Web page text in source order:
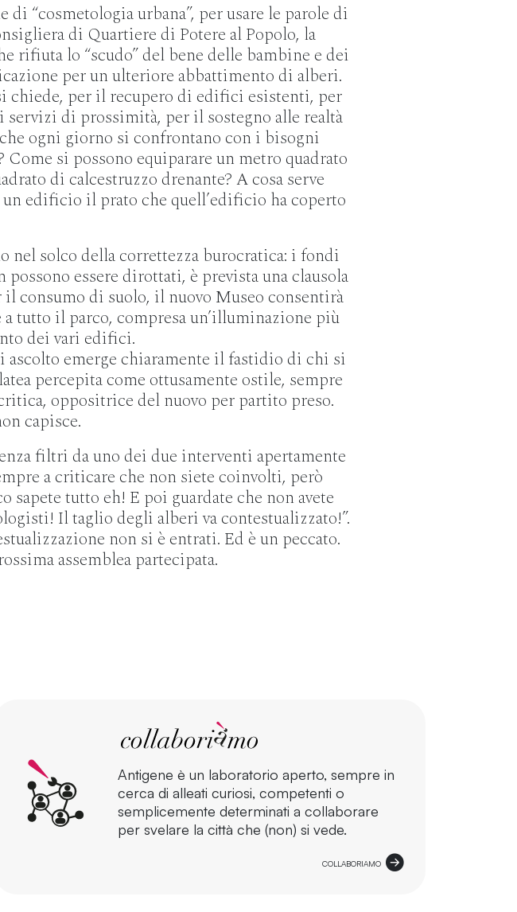
di “cosmetologia urbana”, per usare le parole di
di Quartiere di Potere al Popolo, la
rifiuta lo “scudo” del bene delle bambine e dei
per un ulteriore abbattimento di alberi.
chiede, per il recupero di edifici esistenti, per
servizi di prossimità, per il sostegno alle realtà
ogni giorno si confrontano con i bisogni
si possono equiparare un metro quadrato
di calcestruzzo drenante? A cosa serve
edificio il prato che quell’edificio ha coperto
nel solco della correttezza burocratica: i fondi
essere dirottati, è prevista una clausola
consumo di suolo, il nuovo Museo consentirà
tutto il parco, compresa un’illuminazione più
dei vari edifici.
ascolto emerge chiaramente il fastidio di chi si
percepita come ottusamente ostile, sempre
oppositrice del nuovo per partito preso.
capisce.
filtri da uno dei due interventi apertamente
a criticare che non siete coinvolti, però
sapete tutto eh! E poi guardate che non avete
Il taglio degli alberi va contestualizzato!”.
non si è entrati. Ed è un peccato.
assemblea partecipata.
Antigene è un laboratorio aperto, sempre in
cerca di alleati curiosi, competenti o
semplicemente determinati a collaborare
per svelare la città che (non) si vede.
COLLABORIAMO